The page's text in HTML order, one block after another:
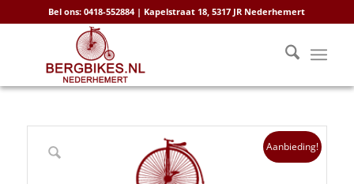
Bel ons: 0418-552884 | Kapelstraat 18, 5317 JR Nederhemert
Aanbieding!